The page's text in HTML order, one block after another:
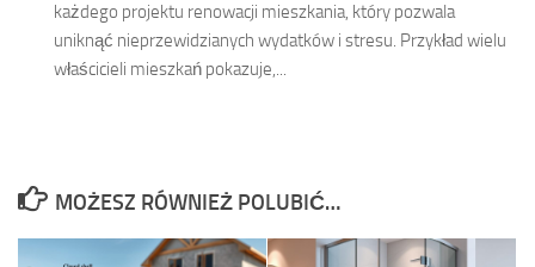
każdego projektu renowacji mieszkania, który pozwala
uniknąć nieprzewidzianych wydatków i stresu. Przykład wielu
właścicieli mieszkań pokazuje,...
MOŻESZ RÓWNIEŻ POLUBIĆ…